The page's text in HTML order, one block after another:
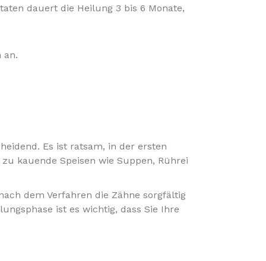
dauert die Heilung 3 bis 6 Monate,
Es ist ratsam, in der ersten
kauende Speisen wie Suppen, Rührei
dem Verfahren die Zähne sorgfältig
ist es wichtig, dass Sie Ihre